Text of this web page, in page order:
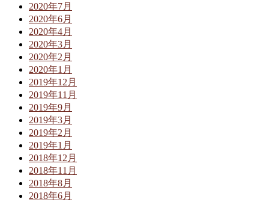
2020年7月
2020年6月
2020年4月
2020年3月
2020年2月
2020年1月
2019年12月
2019年11月
2019年9月
2019年3月
2019年2月
2019年1月
2018年12月
2018年11月
2018年8月
2018年6月